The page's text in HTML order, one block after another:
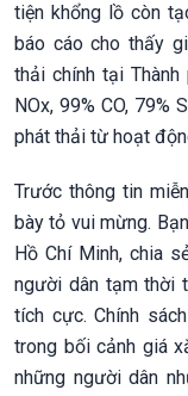
tiện khổng lồ còn
báo cáo cho thấy
thải chính tại
NOx, 99% CO, 79%
phát thải từ hoạt
Trước thông tin
bày tỏ vui mừng.
Hồ Chí Minh, chia
người dân tạm thời
tích cực. Chính
trong bối cảnh giá
những người dân